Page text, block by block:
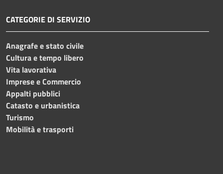
CATEGORIE DI SERVIZIO
Anagrafe e stato civile
Cultura e tempo libero
Vita lavorativa
Imprese e Commercio
Appalti pubblici
Catasto e urbanistica
Turismo
Mobilità e trasporti